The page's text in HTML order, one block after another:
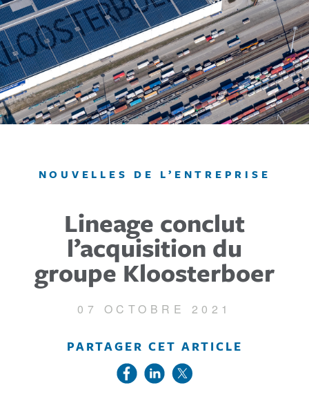
NOUVELLES DE L’ENTREPRISE
Lineage conclut
l’acquisition du
groupe Kloosterboer
07 OCTOBRE 2021
PARTAGER CET ARTICLE